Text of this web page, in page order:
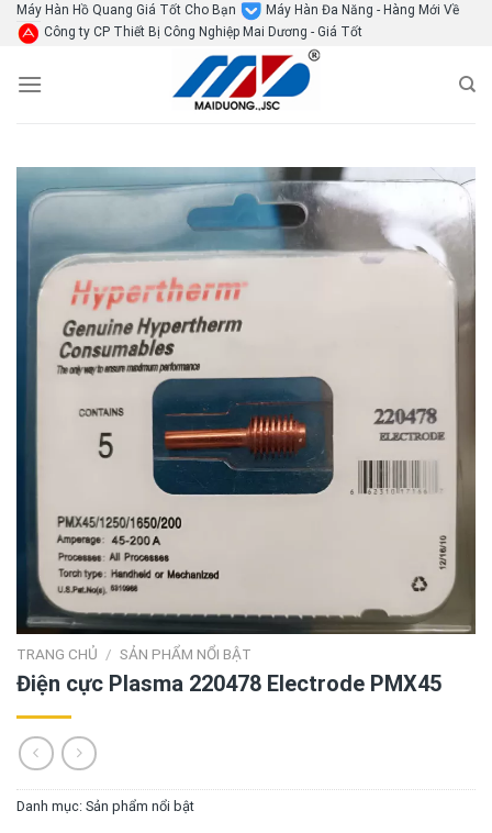
SkipMáy Hàn Hồ Quang Giá Tốt Cho Bạn
Máy Hàn Đa Năng - Hàng Mới Về
Công ty CP Thiết Bị Công Nghiệp Mai Dương - Giá Tốt
TRANG CHỦ / SẢN PHẨM NỔI BẬT
Điện cực Plasma 220478 Electrode PMX45
Danh mục: Sản phẩm nổi bật